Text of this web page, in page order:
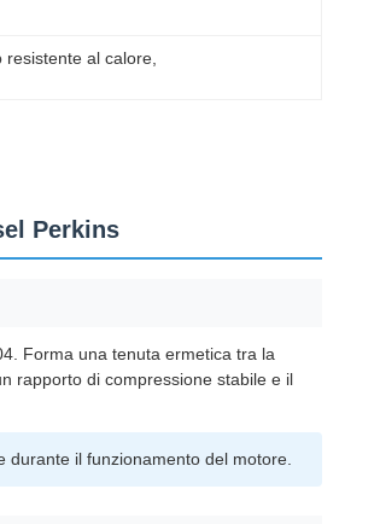
resistente al calore
Perkins
Forma una tenuta ermetica tra la
rapporto di compressione stabile e il
il funzionamento del motore.